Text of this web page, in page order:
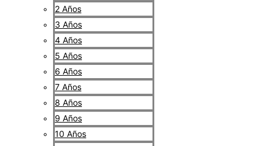
2 Años
3 Años
4 Años
5 Años
6 Años
7 Años
8 Años
9 Años
10 Años